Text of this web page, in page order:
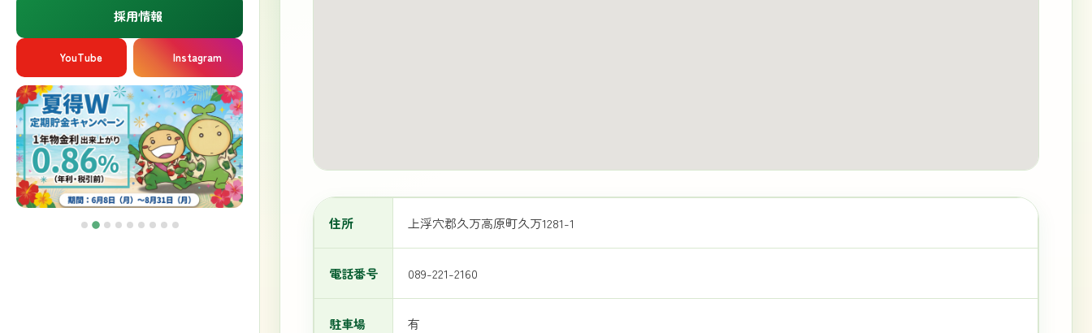
採用情報
YouTube Instagram
住所 上浮穴郡久万高原町久万1281-1
電話番号 089-221-2160
駐車場 有